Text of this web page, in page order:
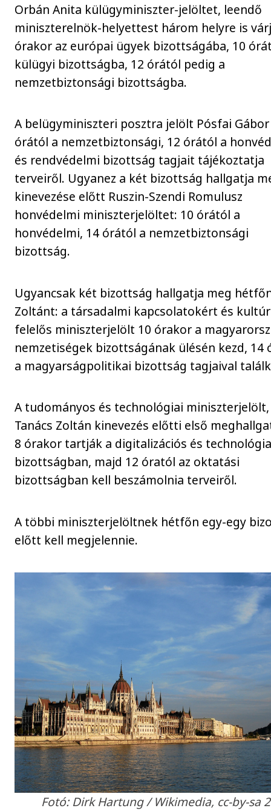
Orbán Anita külügyminiszter-jelöltet, leendő
miniszterelnök-helyettest három helyre is
órakor az európai ügyek bizottságába, 10
külügyi bizottságba, 12 órától pedig a
nemzetbiztonsági bizottságba.
A belügyminiszteri posztra jelölt Pósfai
órától a nemzetbiztonsági, 12 órától a
és rendvédelmi bizottság tagjait tájékoztatja
terveiről. Ugyanez a két bizottság hallgatja
kinevezése előtt Ruszin-Szendi Romulusz
honvédelmi miniszterjelöltet: 10 órától a
honvédelmi, 14 órától a nemzetbiztonsági
bizottság.
Ugyancsak két bizottság hallgatja meg
Zoltánt: a társadalmi kapcsolatokért és
felelős miniszterjelölt 10 órakor a
nemzetiségek bizottságának ülésén kezd, 14
a magyarságpolitikai bizottság tagjaival
A tudományos és technológiai miniszterjelölt,
Tanács Zoltán kinevezés előtti első
8 órakor tartják a digitalizációs és
bizottságban, majd 12 óratól az oktatási
bizottságban kell beszámolnia terveiről.
A többi miniszterjelöltnek hétfőn egy-egy
előtt kell megjelennie.
Fotó: Dirk Hartung / Wikimedia, cc-by-sa